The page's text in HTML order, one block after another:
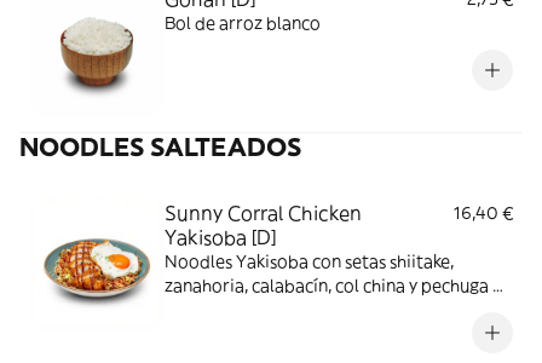
Bol de arroz blanco
NOODLES SALTEADOS
Sunny Corral Chicken
Yakisoba [D]
16,40 €
Noodles Yakisoba con setas shiitake,
zanahoria, calabacín, col china y pechuga de
crujiente, huevo plancha, salsa yakisoba y